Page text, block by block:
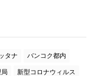
タナ バンコク都内
局 新型コロナウィルス